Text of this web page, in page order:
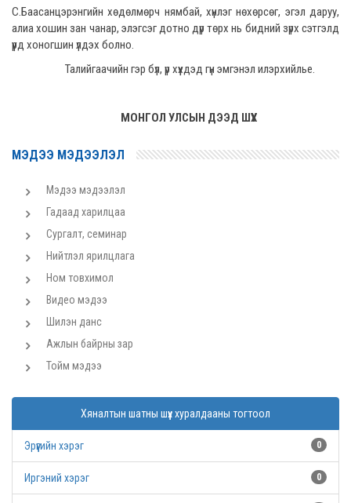
С.Баасанцэрэнгийн хөдөлмөрч нямбай, хүнлэг нөхөрсөг, эгэл даруу,
алиа хошин зан чанар, элэгсэг дотно дүр төрх нь бидний зүрх сэтгэлд
үүрд хоногшин үлдэх болно.
Талийгаачийн гэр бүл, үр хүүхдэд гүн эмгэнэл илэрхийлье.
МОНГОЛ УЛСЫН ДЭЭД ШҮҮХ
МЭДЭЭ МЭДЭЭЛЭЛ
Мэдээ мэдээлэл
Гадаад харилцаа
Сургалт, семинар
Нийтлэл ярилцлага
Ном товхимол
Видео мэдээ
Шилэн данс
Ажлын байрны зар
Тойм мэдээ
Хяналтын шатны шүүх хуралдааны тогтоол
Эрүүгийн хэрэг 0
Иргэний хэрэг 0